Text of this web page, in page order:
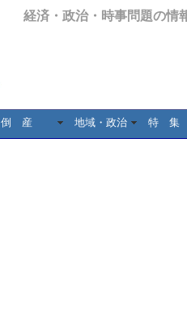
経済・政治・時事問題の情
倒 産 地域・政治 特 集